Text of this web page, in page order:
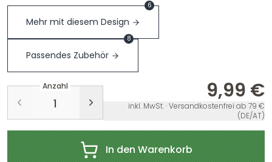
Mehr mit diesem Design
6
Passendes Zubehör
8
Anzahl 9,99 €
inkl. MwSt. · Versandkostenfrei ab 79 €
(DE/AT)
In den Warenkorb